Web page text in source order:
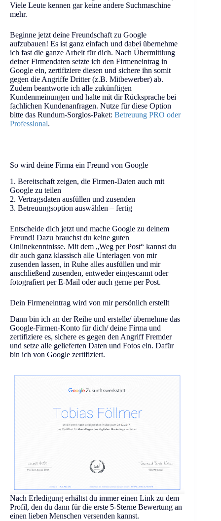
Viele Leute kennen gar keine andere Suchmaschine
mehr.
Beginne jetzt deine Freundschaft zu Google
aufzubauen! Es ist ganz einfach und dabei übernehme
ich fast die ganze Arbeit für dich. Nach Übermittlung
deiner Firmendaten setzte ich den Firmeneintrag in
Google ein, zertifiziere diesen und sichere ihn somit
gegen die Angriffe Dritter (z.B. Mitbewerber) ab.
Zudem beantworte ich alle zukünftigen
Kundenmeinungen und halte mit dir Rücksprache bei
fachlichen Kundenanfragen. Nutze für diese Option
bitte das Rundum-Sorglos-Paket: Betreuung PRO oder
Professional.
So wird deine Firma ein Freund von Google
1. Bereitschaft zeigen, die Firmen-Daten auch mit
Google zu teilen
2. Vertragsdaten ausfüllen und zusenden
3. Betreuungsoption auswählen – fertig
Entscheide dich jetzt und mache Google zu deinem
Freund! Dazu brauchst du keine guten
Onlinekenntnisse. Mit dem „Weg per Post“ kannst du
dir auch ganz klassisch alle Unterlagen von mir
zusenden lassen, in Ruhe alles ausfüllen und mir
anschließend zusenden, entweder eingescannt oder
fotografiert per E-Mail oder auch gerne per Post.
Dein Firmeneintrag wird von mir persönlich erstellt
Dann bin ich an der Reihe und erstelle/ übernehme das
Google-Firmen-Konto für dich/ deine Firma und
zertifiziere es, sichere es gegen den Angriff Fremder
und setze alle gelieferten Daten und Fotos ein. Dafür
bin ich von Google zertifiziert.
Nach Erledigung erhältst du immer einen Link zu dem
Profil, den du dann für die erste 5-Sterne Bewertung an
einen lieben Menschen versenden kannst.